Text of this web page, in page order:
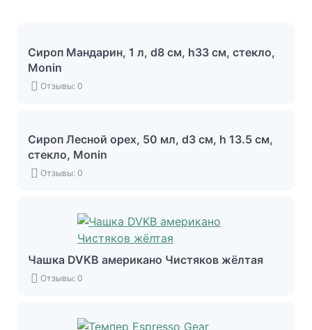
Сироп Мандарин, 1 л, d8 см, h33 см, стекло,
Monin
Отзывы: 0
Сироп Лесной орех, 50 мл, d3 см, h 13.5 см,
стекло, Monin
Отзывы: 0
Чашка DVKB американо Чистяков жёлтая
Отзывы: 0